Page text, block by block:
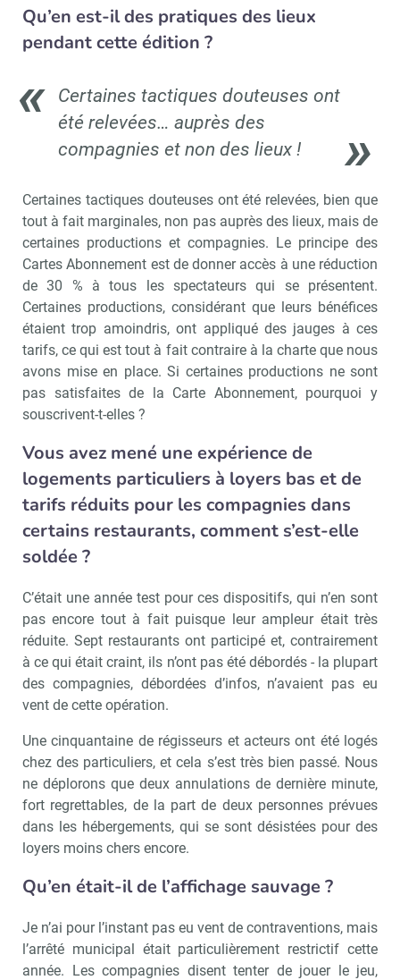
Qu’en est-il des pratiques des lieux
pendant cette édition ?
Certaines tactiques douteuses ont
été relevées… auprès des
compagnies et non des lieux !
Certaines tactiques douteuses ont été relevées, bien que
tout à fait marginales, non pas auprès des lieux, mais de
certaines productions et compagnies. Le principe des
Cartes Abonnement est de donner accès à une réduction
de 30 % à tous les spectateurs qui se présentent.
Certaines productions, considérant que leurs bénéfices
étaient trop amoindris, ont appliqué des jauges à ces
tarifs, ce qui est tout à fait contraire à la charte que nous
avons mise en place. Si certaines productions ne sont
pas satisfaites de la Carte Abonnement, pourquoi y
souscrivent-t-elles ?
Vous avez mené une expérience de
logements particuliers à loyers bas et de
tarifs réduits pour les compagnies dans
certains restaurants, comment s’est-elle
soldée ?
C’était une année test pour ces dispositifs, qui n’en sont
pas encore tout à fait puisque leur ampleur était très
réduite. Sept restaurants ont participé et, contrairement
à ce qui était craint, ils n’ont pas été débordés - la plupart
des compagnies, débordées d’infos, n’avaient pas eu
vent de cette opération.
Une cinquantaine de régisseurs et acteurs ont été logés
chez des particuliers, et cela s’est très bien passé. Nous
ne déplorons que deux annulations de dernière minute,
fort regrettables, de la part de deux personnes prévues
dans les hébergements, qui se sont désistées pour des
loyers moins chers encore.
Qu’en était-il de l’affichage sauvage ?
Je n’ai pour l’instant pas eu vent de contraventions, mais
l’arrêté municipal était particulièrement restrictif cette
année. Les compagnies disent tenter de jouer le jeu,
Recevoir Culture Matin
Valider
!
tard